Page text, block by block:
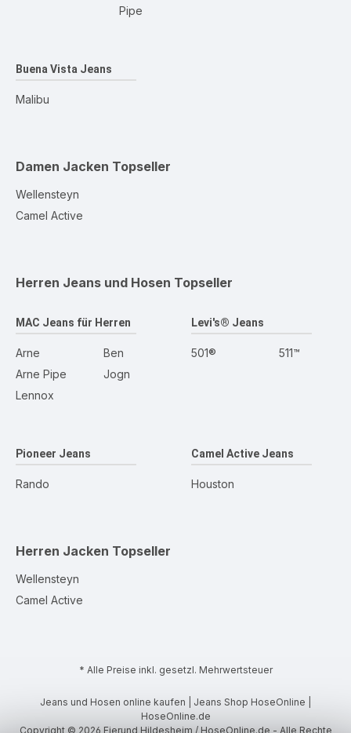
Pipe
Buena Vista Jeans
Malibu
Damen Jacken Topseller
Wellensteyn
Camel Active
Herren Jeans und Hosen Topseller
MAC Jeans für Herren
Arne
Arne Pipe
Lennox
Ben
Jogn
Levi's® Jeans
501® 511™
Pioneer Jeans
Rando
Camel Active Jeans
Houston
Herren Jacken Topseller
Wellensteyn
Camel Active
* Alle Preise inkl. gesetzl. Mehrwertsteuer
Jeans und Hosen online kaufen | Jeans Shop HoseOnline |
HoseOnline.de
Copyright © 2026 Eierund Hildesheim / HoseOnline.de - Alle Rechte